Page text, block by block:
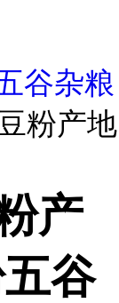
谷杂粮
粉产地
产
谷